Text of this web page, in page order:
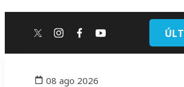
twitterinstagram
facebook
youtube
08 ago 2026